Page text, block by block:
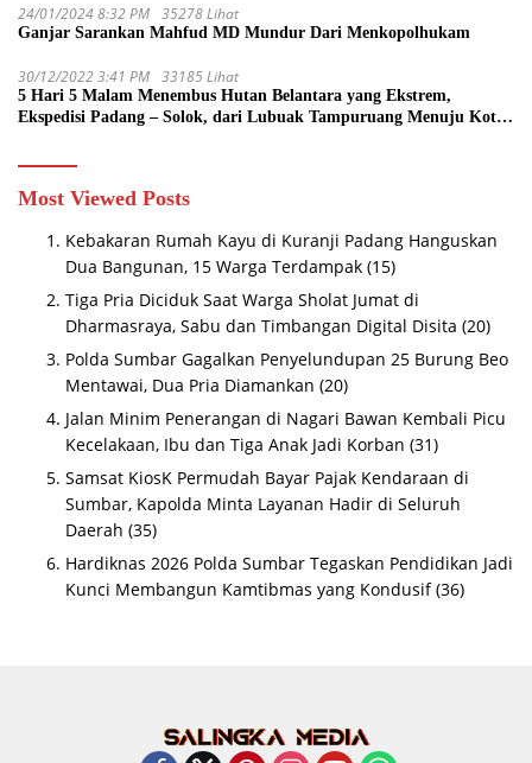
24/01/2024 8:32 PM 35278 Lihat
Ganjar Sarankan Mahfud MD Mundur Dari Menkopolhukam
30/12/2022 3:41 PM 33185 Lihat
5 Hari 5 Malam Menembus Hutan Belantara yang Ekstrem,
Ekspedisi Padang – Solok, dari Lubuak Tampuruang Menuju Koto
Most Viewed Posts
Kebakaran Rumah Kayu di Kuranji Padang Hanguskan
Dua Bangunan, 15 Warga Terdampak (15)
Tiga Pria Diciduk Saat Warga Sholat Jumat di
Dharmasraya, Sabu dan Timbangan Digital Disita (20)
Polda Sumbar Gagalkan Penyelundupan 25 Burung Beo
Mentawai, Dua Pria Diamankan (20)
Jalan Minim Penerangan di Nagari Bawan Kembali Picu
Kecelakaan, Ibu dan Tiga Anak Jadi Korban (31)
Samsat KiosK Permudah Bayar Pajak Kendaraan di
Sumbar, Kapolda Minta Layanan Hadir di Seluruh
Daerah (35)
Hardiknas 2026 Polda Sumbar Tegaskan Pendidikan Jadi
Kunci Membangun Kamtibmas yang Kondusif (36)